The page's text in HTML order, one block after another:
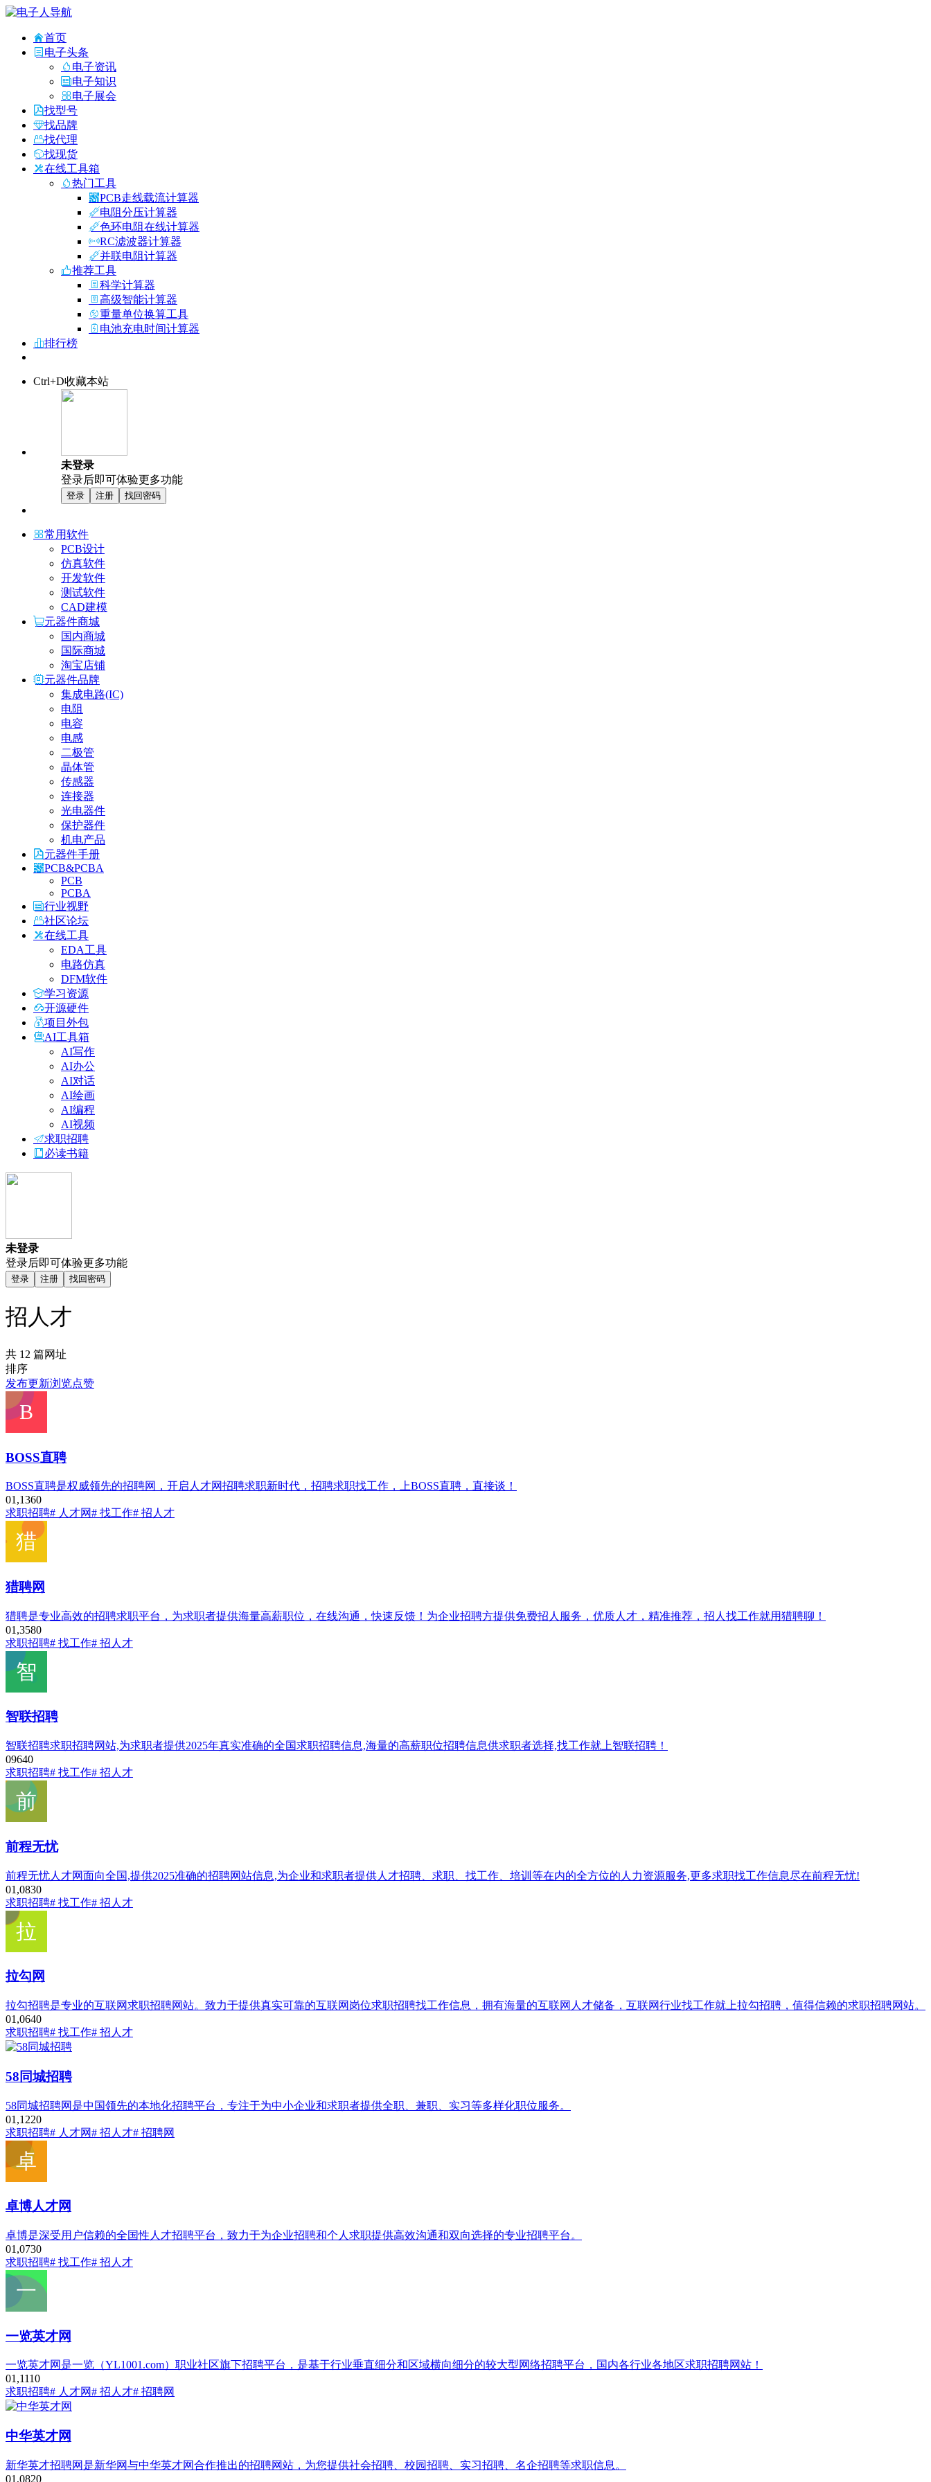
首页
电子头条
电子资讯
电子知识
电子展会
找型号
找品牌
找代理
找现货
在线工具箱
热门工具
PCB走线载流计算器
电阻分压计算器
色环电阻在线计算器
RC滤波器计算器
并联电阻计算器
推荐工具
科学计算器
高级智能计算器
重量单位换算工具
电池充电时间计算器
排行榜
Ctrl+D收藏本站
未登录
登录后即可体验更多功能
登录 注册 找回密码
常用软件
PCB设计
仿真软件
开发软件
测试软件
CAD建模
元器件商城
国内商城
国际商城
淘宝店铺
元器件品牌
集成电路(IC)
电阻
电容
电感
二极管
晶体管
传感器
连接器
光电器件
保护器件
机电产品
元器件手册
PCB&PCBA
PCB
PCBA
行业视野
社区论坛
在线工具
EDA工具
电路仿真
DFM软件
学习资源
开源硬件
项目外包
AI工具箱
AI写作
AI办公
AI对话
AI绘画
AI编程
AI视频
求职招聘
必读书籍
未登录
登录后即可体验更多功能
登录 注册 找回密码
招人才
共 12 篇网址
排序
发布更新浏览点赞
BOSS直聘
BOSS直聘是权威领先的招聘网，开启人才网招聘求职新时代，招聘求职找工作，上BOSS直聘，直接谈！
01,1360
求职招聘# 人才网# 找工作# 招人才
猎聘网
猎聘是专业高效的招聘求职平台，为求职者提供海量高薪职位，在线沟通，快速反馈！为企业招聘方提供免费招人服务，优质人才，精准推荐，招人找工作就用猎聘聊！
01,3580
求职招聘# 找工作# 招人才
智联招聘
智联招聘求职招聘网站,为求职者提供2025年真实准确的全国求职招聘信息,海量的高薪职位招聘信息供求职者选择,找工作就上智联招聘！
09640
求职招聘# 找工作# 招人才
前程无忧
前程无忧人才网面向全国,提供2025准确的招聘网站信息,为企业和求职者提供人才招聘、求职、找工作、培训等在内的全方位的人力资源服务,更多求职找工作信息尽在前程无忧!
01,0830
求职招聘# 找工作# 招人才
拉勾网
拉勾招聘是专业的互联网求职招聘网站。致力于提供真实可靠的互联网岗位求职招聘找工作信息，拥有海量的互联网人才储备，互联网行业找工作就上拉勾招聘，值得信赖的求职招聘网站。
01,0640
求职招聘# 找工作# 招人才
58同城招聘
58同城招聘网是中国领先的本地化招聘平台，专注于为中小企业和求职者提供全职、兼职、实习等多样化职位服务。
01,1220
求职招聘# 人才网# 招人才# 招聘网
卓博人才网
卓博是深受用户信赖的全国性人才招聘平台，致力于为企业招聘和个人求职提供高效沟通和双向选择的专业招聘平台。
01,0730
求职招聘# 找工作# 招人才
一览英才网
一览英才网是一览（YL1001.com）职业社区旗下招聘平台，是基于行业垂直细分和区域横向细分的较大型网络招聘平台，国内各行业各地区求职招聘网站！
01,1110
求职招聘# 人才网# 招人才# 招聘网
中华英才网
新华英才招聘网是新华网与中华英才网合作推出的招聘网站，为您提供社会招聘、校园招聘、实习招聘、名企招聘等求职信息。
01,0820